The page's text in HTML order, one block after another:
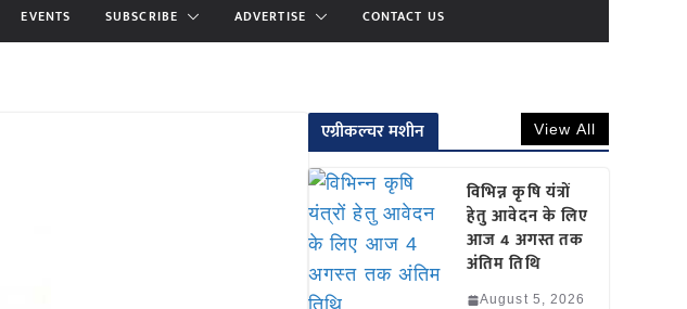
EVENTS SUBSCRIBE ADVERTISE CONTACT US
एग्रीकल्चर मशीन View All
विभिन्न कृषि यंत्रों
हेतु आवेदन के लिए
आज 4 अगस्त तक
अंतिम तिथि
August 5, 2026